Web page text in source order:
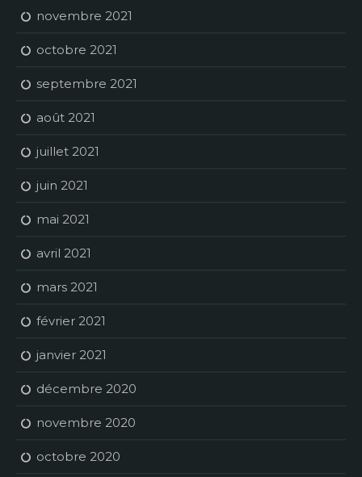
novembre 2021
octobre 2021
septembre 2021
août 2021
juillet 2021
juin 2021
mai 2021
avril 2021
mars 2021
février 2021
janvier 2021
décembre 2020
novembre 2020
octobre 2020